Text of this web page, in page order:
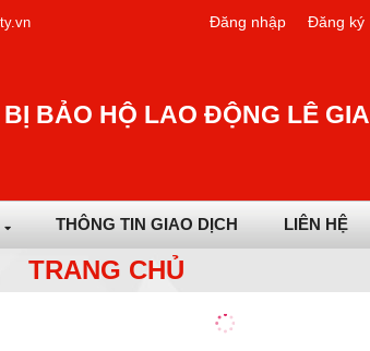
Đăng nhập Đăng ký
BẢO HỘ LAO ĐỘNG LÊ GIA
THÔNG TIN GIAO DỊCH LIÊN HỆ
TRANG CHỦ